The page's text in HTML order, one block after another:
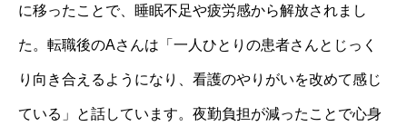
に移ったことで、睡眠不足や疲労感から解放されまし
た。転職後のAさんは「一人ひとりの患者さんとじっく
り向き合えるようになり、看護のやりがいを改めて感じ
ている」と話しています。夜勤負担が減ったことで心身